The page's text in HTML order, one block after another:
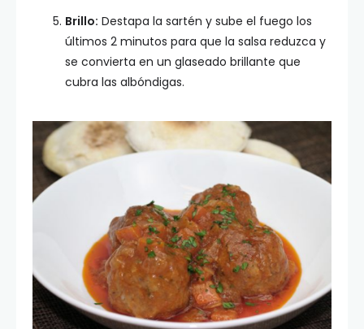
Brillo: Destapa la sartén y sube el fuego los
últimos 2 minutos para que la salsa reduzca y
se convierta en un glaseado brillante que
cubra las albóndigas.